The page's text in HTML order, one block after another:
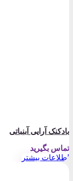
بادکنک آرایی آبنباتی
تماس بگیرید
اطلاعات بیشتر